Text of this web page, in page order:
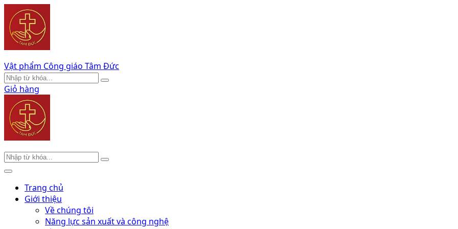
Vật phẩm Công giáo Tâm Đức
Giỏ hàng
Trang chủ
Giới thiệu
Về chúng tôi
Năng lực sản xuất và công nghệ